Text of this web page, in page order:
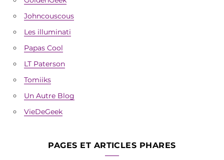
Johncouscous
Les illuminati
Papas Cool
LT Paterson
Tomiiks
Un Autre Blog
VieDeGeek
PAGES ET ARTICLES PHARES